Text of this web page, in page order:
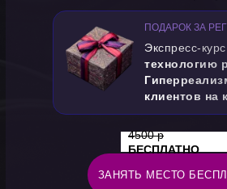
ЗАНЯТЬ МЕСТО
ПОДАРОК ЗА
Экспресс-курс
технологию
клиентов на
4500 р
БЕСПЛАТНО